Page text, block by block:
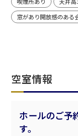
窓があり開放感のある
空室情報
ホールのご予
す。
新宿・高田馬
ベルサール新
秋葉原・神